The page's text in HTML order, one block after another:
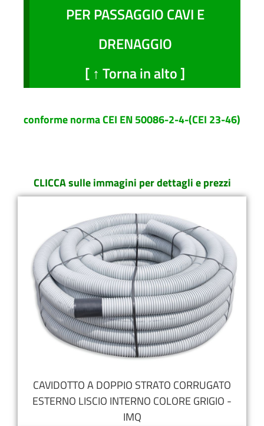
PER PASSAGGIO CAVI E
DRENAGGIO
[ ↑ Torna in alto ]
conforme norma CEI EN 50086-2-4-(CEI 23-46)
CLICCA sulle immagini per dettagli e prezzi
CAVIDOTTO A DOPPIO STRATO CORRUGATO
ESTERNO LISCIO INTERNO COLORE GRIGIO -
IMQ